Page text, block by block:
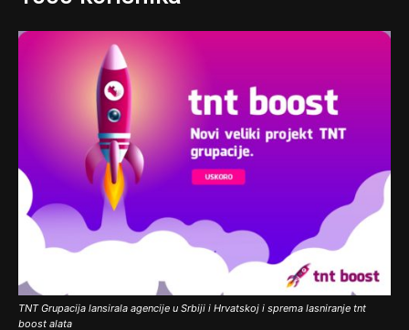
TNT Grupacija lansirala agencije u Srbiji i Hrvatskoj i sprema lasniranje tnt
boost alata